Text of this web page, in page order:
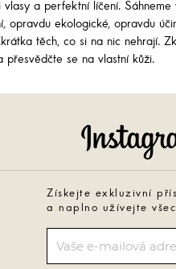
a perfektní líčení. Sáhneme
opravdu ekologické, opravdu
těch, co si na nic nehrají.
přesvědčte se na vlastní kůži.
Získejte exkluzivní
a naplno užívejte